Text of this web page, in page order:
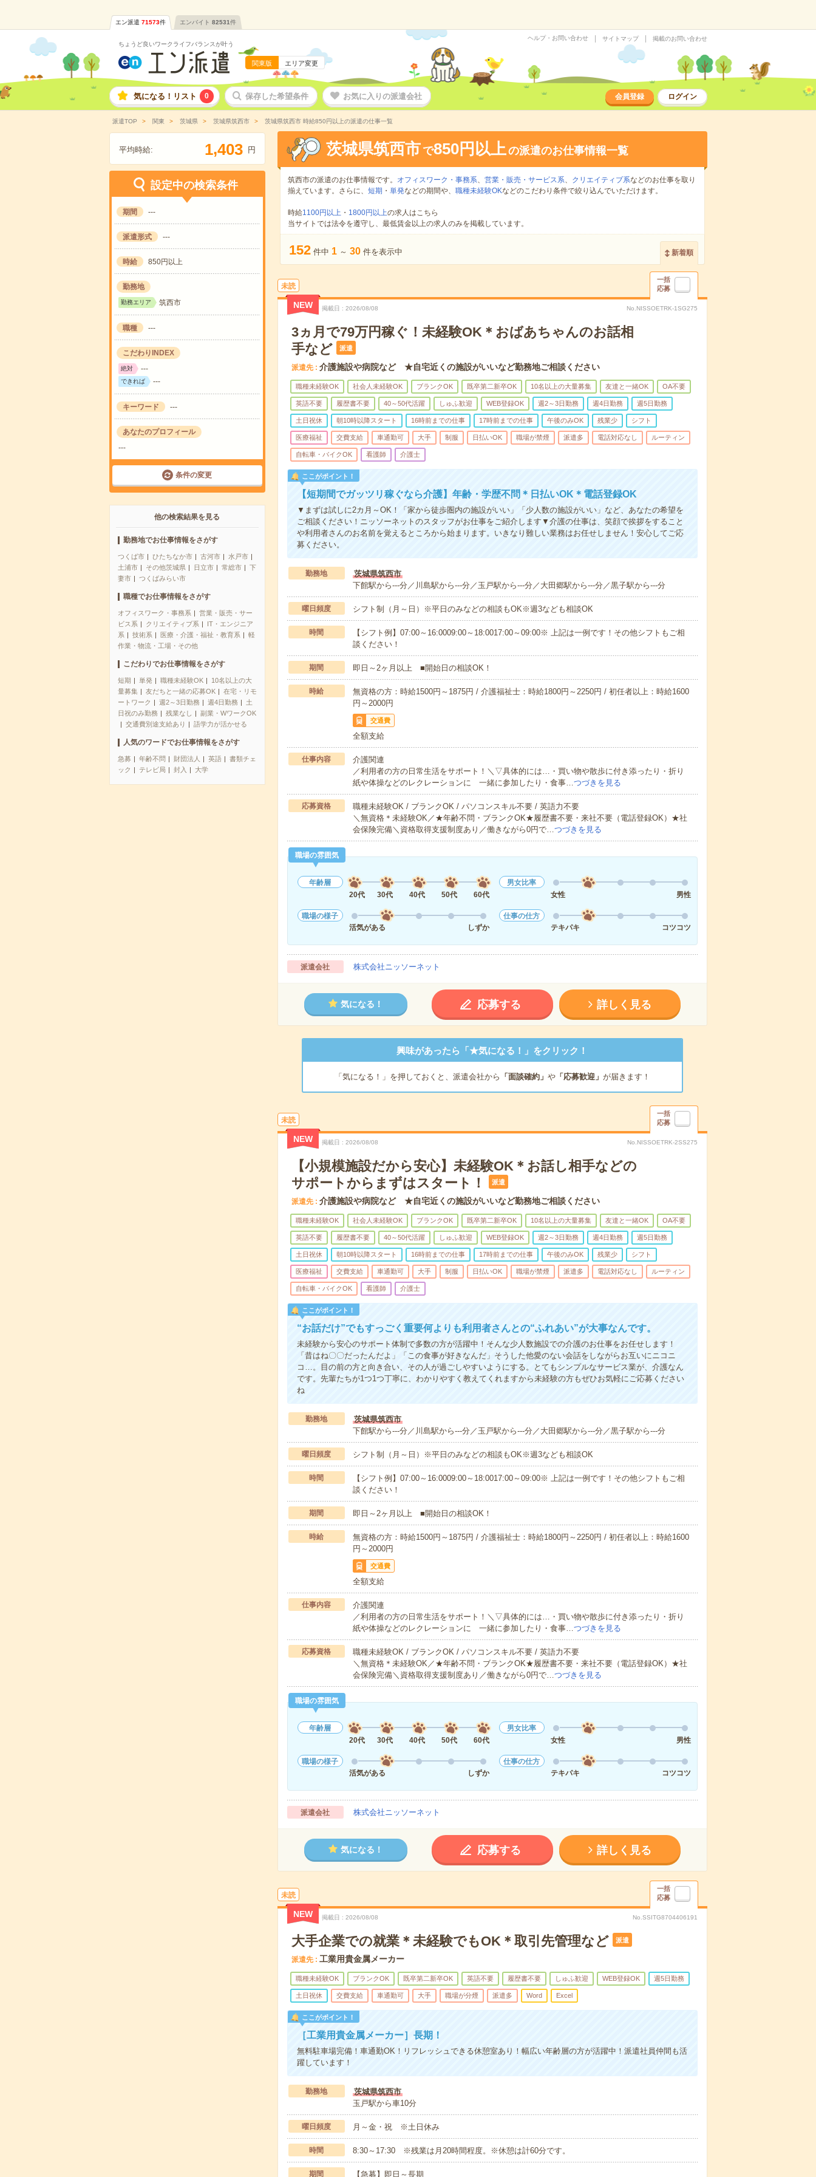
エン派遣 71573件 エンバイト 82531件
ちょうど良いワークライフバランスが叶う
関東版 エリア変更
ヘルプ・お問い合わせ サイトマップ 掲載のお問い合わせ
気になる！リスト 0 保存した希望条件 お気に入りの派遣会社 会員登録 ログイン
派遣TOP 関東 茨城県 茨城県筑西市 茨城県筑西市 時給850円以上の派遣の仕事一覧
平均時給: 1,403 円
設定中の検索条件
期間 ---
派遣形式 ---
時給 850円以上
勤務地
勤務エリア 筑西市
職種 ---
こだわりINDEX
絶対 ---
できれば ---
キーワード ---
あなたのプロフィール
---
条件の変更
他の検索結果を見る
勤務地でお仕事情報をさがす
つくば市 ひたちなか市 古河市
水戸市
土浦市
その他茨城県 日立市 常総市
下
妻市
つくばみらい市
職種でお仕事情報をさがす
オフィスワーク・事務系
営業・販売・サー
ビス系
クリエイティブ系
IT・エンジニア
系
技術系 医療・介護・福祉・教育系
軽
作業・物流・工場・その他
こだわりでお仕事情報をさがす
短期 単発 職種未経験OK
10名以上の大
量募集
友だちと一緒の応募OK
在宅・リモ
ートワーク
週2～3日勤務 週4日勤務
土
日祝のみ勤務
残業なし
副業・WワークOK
交通費別途支給あり
語学力が活かせる
人気のワードでお仕事情報をさがす
急募 年齢不問 財団法人 英語
書類チェ
ック
テレビ局 封入 大学
茨城県筑西市 で850円以上の派遣のお仕事情報一覧
筑西市の派遣のお仕事情報です。 オフィスワーク・事務系、 営業・販売・サービス系、 クリエイティブ系などのお仕事を取り
揃えています。さらに、 短期 ・ 単発などの期間や、 職種未経験OKなどのこだわり条件で絞り込んでいただけます。
時給1100円以上・ 1800円以上の求人はこちら
当サイトでは法令を遵守し、最低賃金以上の求人のみを掲載しています。
152 件中 1 ～ 30 件を表示中 新着順
未読
一括
応募
NEW 掲載日 2026/08/08 No.NISSOETRK-1SG275
3ヵ月で79万円稼ぐ！未経験OK＊おばあちゃんのお話相
手など
派遣
派遣先 介護施設や病院など ★自宅近くの施設がいいなど勤務地ご相談ください
職種未経験OK 社会人未経験OK ブランクOK 既卒第二新卒OK 10名以上の大量募集 友達と一緒OK OA不要
英語不要 履歴書不要 40～50代活躍 しゅふ歓迎 WEB登録OK 週2～3日勤務 週4日勤務 週5日勤務
土日祝休 朝10時以降スタート 16時前までの仕事 17時前までの仕事 午後のみOK 残業少 シフト
医療福祉 交費支給 車通勤可 大手 制服 日払いOK 職場が禁煙 派遣多 電話対応なし ルーティン
自転車・バイクOK 看護師 介護士
ここがポイント！
【短期間でガッツリ稼ぐなら介護】年齢・学歴不問＊日払いOK＊電話登録OK
▼まずは試しに2カ月～OK！「家から徒歩圏内の施設がいい」「少人数の施設がいい」など、あなたの希望を
ご相談ください！ニッソーネットのスタッフがお仕事をご紹介します▼介護の仕事は、笑顔で挨拶をすること
や利用者さんのお名前を覚えるところから始まります。いきなり難しい業務はお任せしません！安心してご応
募ください。
勤務地
茨城県筑西市
下館駅から---分／川島駅から---分／玉戸駅から---分／大田郷駅から---分／黒子駅から---分
曜日頻度 シフト制（月～日）※平日のみなどの相談もOK※週3なども相談OK
時間
【シフト例】07:00～16:0009:00～18:0017:00～09:00※ 上記は一例です！その他シフトもご相
談ください！
期間 即日～2ヶ月以上 ■開始日の相談OK！
時給
無資格の方：時給1500円～1875円 / 介護福祉士：時給1800円～2250円 / 初任者以上：時給1600
円～2000円
交通費
全額支給
仕事内容
介護関連
／利用者の方の日常生活をサポート！＼▽具体的には…・買い物や散歩に付き添ったり・折り
紙や体操などのレクレーションに 一緒に参加したり・食事…つづきを見る
応募資格
職種未経験OK / ブランクOK / パソコンスキル不要 / 英語力不要
＼無資格＊未経験OK／★年齢不問・ブランクOK★履歴書不要・来社不要（電話登録OK）★社
会保険完備＼資格取得支援制度あり／働きながら0円で…つづきを見る
職場の雰囲気
年齢層
20代
30代 40代 50代 60代
男女比率
女性
男性
職場の様子
活気がある
しずか
仕事の仕方
テキパキ
コツコツ
派遣会社 株式会社ニッソーネット
気になる！ 応募する 詳しく見る
興味があったら「★気になる！」をクリック！
「気になる！」を押しておくと、派遣会社から 「面談確約」 や「応募歓迎」 が届きます！
未読
一括
応募
NEW 掲載日 2026/08/08 No.NISSOETRK-2SS275
【小規模施設だから安心】未経験OK＊お話し相手などの
サポートからまずはスタート！
派遣
派遣先 介護施設や病院など ★自宅近くの施設がいいなど勤務地ご相談ください
職種未経験OK 社会人未経験OK ブランクOK 既卒第二新卒OK 10名以上の大量募集 友達と一緒OK OA不要
英語不要 履歴書不要 40～50代活躍 しゅふ歓迎 WEB登録OK 週2～3日勤務 週4日勤務 週5日勤務
土日祝休 朝10時以降スタート 16時前までの仕事 17時前までの仕事 午後のみOK 残業少 シフト
医療福祉 交費支給 車通勤可 大手 制服 日払いOK 職場が禁煙 派遣多 電話対応なし ルーティン
自転車・バイクOK 看護師 介護士
ここがポイント！
“お話だけ”でもすっごく重要何よりも利用者さんとの“ふれあい”が大事なんです。
未経験から安心のサポート体制で多数の方が活躍中！そんな少人数施設での介護のお仕事をお任せします！
「昔はね〇〇だったんだよ」「この食事が好きなんだ」そうした他愛のない会話をしながらお互いにニコニ
コ…。目の前の方と向き合い、その人が過ごしやすいようにする。とてもシンプルなサービス業が、介護なん
です。先輩たちが1つ1つ丁寧に、わかりやすく教えてくれますから未経験の方もぜひお気軽にご応募ください
ね
勤務地
茨城県筑西市
下館駅から---分／川島駅から---分／玉戸駅から---分／大田郷駅から---分／黒子駅から---分
曜日頻度 シフト制（月～日）※平日のみなどの相談もOK※週3なども相談OK
時間
【シフト例】07:00～16:0009:00～18:0017:00～09:00※ 上記は一例です！その他シフトもご相
談ください！
期間 即日～2ヶ月以上 ■開始日の相談OK！
時給
無資格の方：時給1500円～1875円 / 介護福祉士：時給1800円～2250円 / 初任者以上：時給1600
円～2000円
交通費
全額支給
仕事内容
介護関連
／利用者の方の日常生活をサポート！＼▽具体的には…・買い物や散歩に付き添ったり・折り
紙や体操などのレクレーションに 一緒に参加したり・食事…つづきを見る
応募資格
職種未経験OK / ブランクOK / パソコンスキル不要 / 英語力不要
＼無資格＊未経験OK／★年齢不問・ブランクOK★履歴書不要・来社不要（電話登録OK）★社
会保険完備＼資格取得支援制度あり／働きながら0円で…つづきを見る
職場の雰囲気
年齢層
20代
30代 40代 50代 60代
男女比率
女性
男性
職場の様子
活気がある
しずか
仕事の仕方
テキパキ
コツコツ
派遣会社 株式会社ニッソーネット
気になる！ 応募する 詳しく見る
未読
一括
応募
NEW 掲載日 2026/08/08 No.SSITG8704406191
大手企業での就業＊未経験でもOK＊取引先管理など 派遣
派遣先 工業用貴金属メーカー
職種未経験OK ブランクOK 既卒第二新卒OK 英語不要 履歴書不要 しゅふ歓迎 WEB登録OK 週5日勤務
土日祝休 交費支給 車通勤可 大手 職場が分煙 派遣多 Word Excel
ここがポイント！
［工業用貴金属メーカー］長期！
無料駐車場完備！車通勤OK！リフレッシュできる休憩室あり！幅広い年齢層の方が活躍中！派遣社員仲間も活
躍しています！
勤務地
茨城県筑西市
玉戸駅から車10分
曜日頻度 月～金・祝 ※土日休み
時間 8:30～17:30 ※残業は月20時間程度。※休憩は計60分です。
期間 【急募】即日～長期